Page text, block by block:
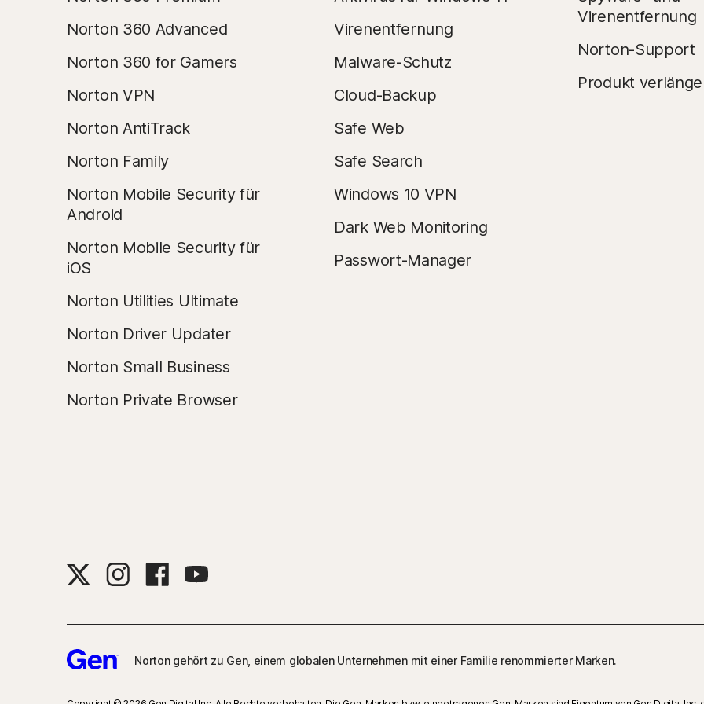
Norton 360 Advanced
Norton 360 for Gamers
Norton VPN
Norton AntiTrack
Norton Family
Norton Mobile Security für
Android
Norton Mobile Security für
iOS
Norton Utilities Ultimate
Norton Driver Updater
Norton Small Business
Norton Private Browser
Virenentfernung
Malware-Schutz
Cloud-Backup
Safe Web
Safe Search
Windows 10 VPN
Dark Web Monitoring
Passwort-Manager
Virenentfernung
Norton-Support
Produkt
Norton gehört zu Gen, einem globalen Unternehmen mit einer Familie renommierter Marken.